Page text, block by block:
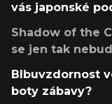
vás japonské
Shadow of the
se jen tak
Blbuvzdornost
boty zábavy?